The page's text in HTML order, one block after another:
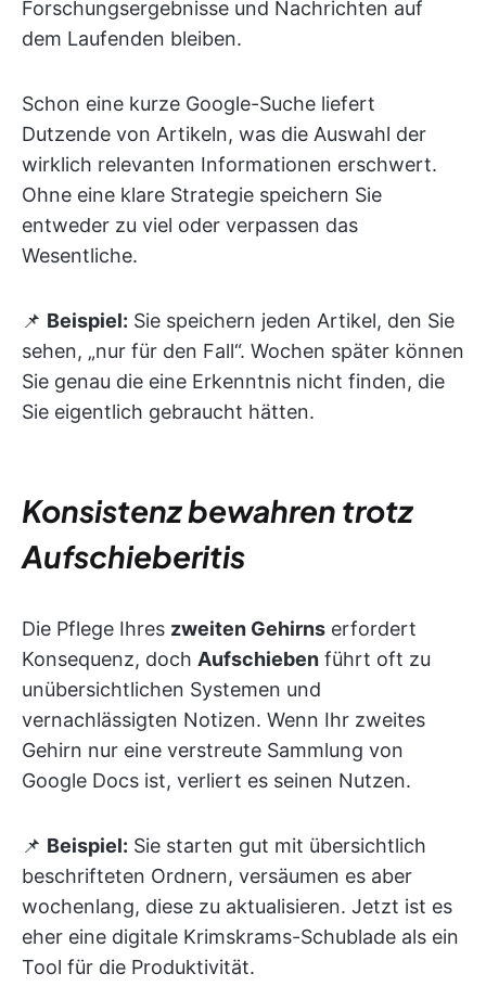
Forschungsergebnisse und Nachrichten auf
dem Laufenden bleiben.
Schon eine kurze Google-Suche liefert
Dutzende von Artikeln, was die Auswahl der
wirklich relevanten Informationen erschwert.
Ohne eine klare Strategie speichern Sie
entweder zu viel oder verpassen das
Wesentliche.
📌 Beispiel: Sie speichern jeden Artikel, den Sie
sehen, „nur für den Fall“. Wochen später können
Sie genau die eine Erkenntnis nicht finden, die
Sie eigentlich gebraucht hätten.
Konsistenz bewahren trotz
Aufschieberitis
Die Pflege Ihres zweiten Gehirns erfordert
Konsequenz, doch Aufschieben führt oft zu
unübersichtlichen Systemen und
vernachlässigten Notizen. Wenn Ihr zweites
Gehirn nur eine verstreute Sammlung von
Google Docs ist, verliert es seinen Nutzen.
📌 Beispiel: Sie starten gut mit übersichtlich
beschrifteten Ordnern, versäumen es aber
wochenlang, diese zu aktualisieren. Jetzt ist es
eher eine digitale Krimskrams-Schublade als ein
Tool für die Produktivität.